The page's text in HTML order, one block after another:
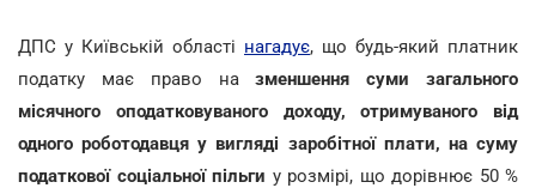
ДПС у Київській області нагадує, що будь-який платник
податку має право назменшення суми загального
місячного оподатковуваного доходу, отримуваного від
одного роботодавця у вигляді заробітної плати, на суму
податкової соціальної пільги у розмірі, що дорівнює 50 %